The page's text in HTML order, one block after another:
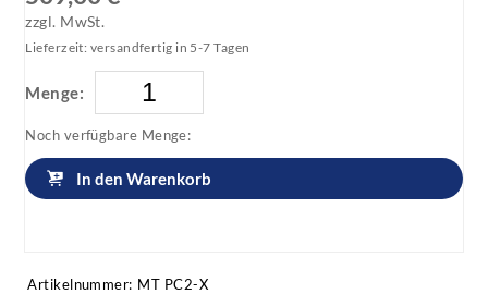
zzgl. MwSt.
Lieferzeit: versandfertig in 5-7 Tagen
Menge:
Noch verfügbare Menge:
In den Warenkorb
Artikelnummer: MT PC2-X